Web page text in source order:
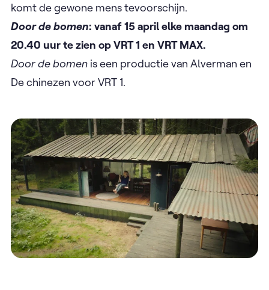
komt de gewone mens tevoorschijn.
Door de bomen: vanaf 15 april elke maandag om
20.40 uur te zien op VRT 1 en VRT MAX.
Door de bomen is een productie van Alverman en
De chinezen voor VRT 1.